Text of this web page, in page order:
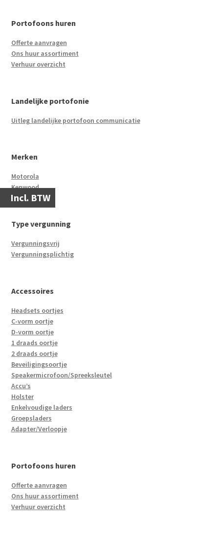
Incl. BTW
Portofoons huren
Offerte aanvragen
Ons huur assortiment
Verhuur overzicht
Landelijke portofonie
Uitleg landelijke portofoon communicatie
Merken
Motorola
Kenwood
Type vergunning
Vergunningsvrij
Vergunningsplichtig
Accessoires
Headsets oortjes
C-vorm oortje
D-vorm oortje
1 draads oortje
2 draads oortje
Beveiligingsoortje
Speakermicrofoon/Spreeksleutel
Accu’s
Holster
Enkelvoudige laders
Groepsladers
Adapter/Verloopje
Portofoons huren
Offerte aanvragen
Ons huur assortiment
Verhuur overzicht